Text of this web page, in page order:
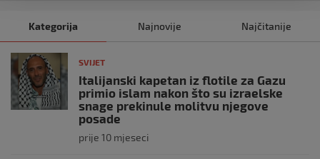
Kategorija Najnovije Najčitanije
SVIJET
Italijanski kapetan iz flotile za Gazu
primio islam nakon što su izraelske
snage prekinule molitvu njegove
posade
prije 10 mjeseci